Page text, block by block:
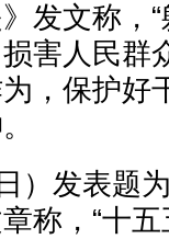
发文称，
害人民群
，保护好
）发表题
称，“十